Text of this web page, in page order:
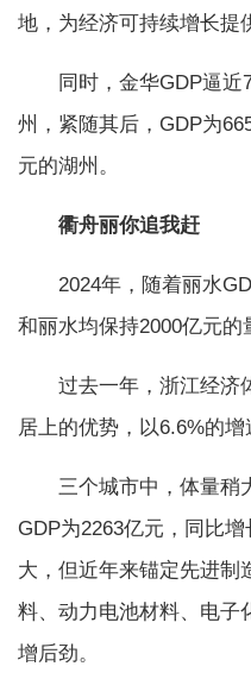
地，为经济可持续增长提
同时，金华GDP逼近
州，紧随其后，GDP为
元的湖州。
衢舟丽你追我赶
2024年，随着丽水
和丽水均保持2000亿元的
过去一年，浙江经济
居上的优势，以6.6%的增
三个城市中，体量稍大
GDP为2263亿元，同比
大，但近年来锚定先进制
料、动力电池材料、电子
增后劲。